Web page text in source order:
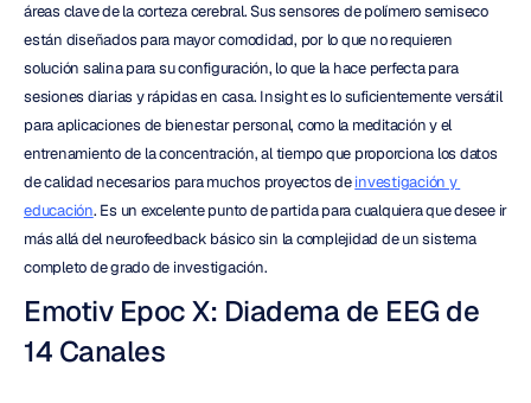
áreas clave de la corteza cerebral. Sus sensores de polímero semiseco
están diseñados para mayor comodidad, por lo que no requieren
solución salina para su configuración, lo que la hace perfecta para
sesiones diarias y rápidas en casa. Insight es lo suficientemente versátil
para aplicaciones de bienestar personal, como la meditación y el
entrenamiento de la concentración, al tiempo que proporciona los datos
de calidad necesarios para muchos proyectos de investigación y
educación. Es un excelente punto de partida para cualquiera que desee ir
más allá del neurofeedback básico sin la complejidad de un sistema
completo de grado de investigación.
Emotiv Epoc X: Diadema de EEG de
14 Canales